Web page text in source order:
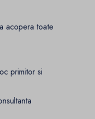
acopera toate
primitor si